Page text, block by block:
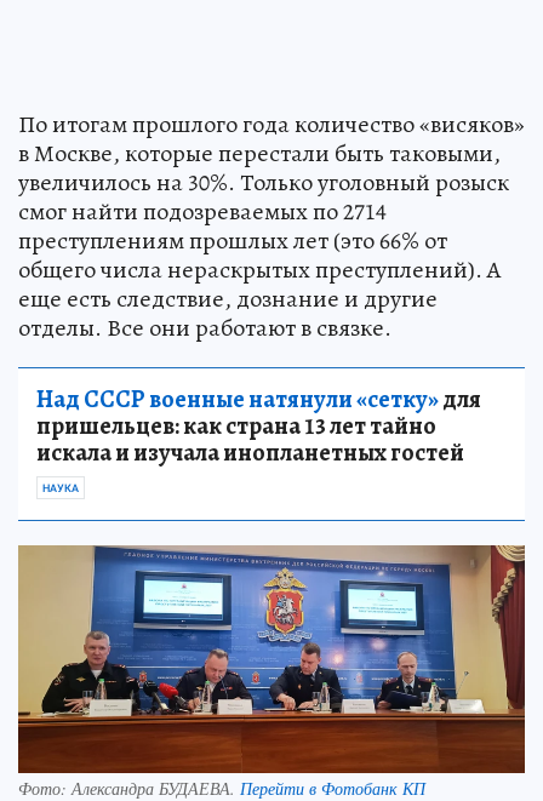
По итогам прошлого года количество «висяков»
в Москве, которые перестали быть таковыми,
увеличилось на 30%. Только уголовный розыск
смог найти подозреваемых по 2714
преступлениям прошлых лет (это 66% от
общего числа нераскрытых преступлений). А
еще есть следствие, дознание и другие
отделы. Все они работают в связке.
Над СССР военные натянули «сетку»для
пришельцев: как страна 13 лет тайно
искала и изучала инопланетных гостей
НАУКА
Фото: Александра БУДАЕВА. Перейти в Фотобанк КП